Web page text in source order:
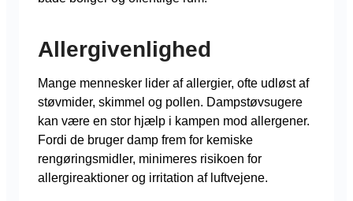
Allergivenlighed
Mange mennesker lider af allergier, ofte udløst af
støvmider, skimmel og pollen. Dampstøvsugere
kan være en stor hjælp i kampen mod allergener.
Fordi de bruger damp frem for kemiske
rengøringsmidler, minimeres risikoen for
allergireaktioner og irritation af luftvejene.